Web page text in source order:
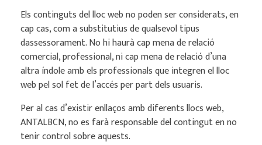
Els continguts del lloc web no poden ser considerats, en
cap cas, com a substitutius de qualsevol tipus
dassessorament. No hi haurà cap mena de relació
comercial, professional, ni cap mena de relació d’una
altra índole amb els professionals que integren el lloc
web pel sol fet de l’accés per part dels usuaris.
Per al cas d’existir enllaços amb diferents llocs web,
ANTALBCN, no es farà responsable del contingut en no
tenir control sobre aquests.